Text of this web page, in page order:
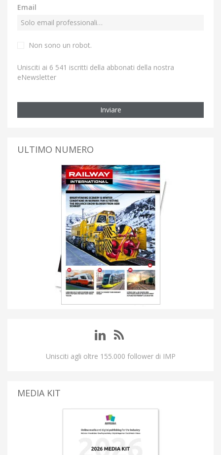
Email
Non sono un robot.
Unisciti ai 6 541 iscritti della abbonati della nostra
eNewsletter
Inviare
ULTIMO NUMERO
Unisciti agli oltre 155.000 follower di IMP
MEDIA KIT